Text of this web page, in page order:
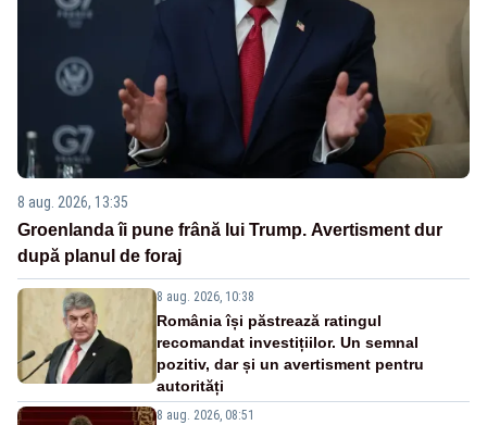
8 aug. 2026, 13:35
Groenlanda îi pune frână lui Trump. Avertisment dur
după planul de foraj
8 aug. 2026, 10:38
România își păstrează ratingul
recomandat investițiilor. Un semnal
pozitiv, dar și un avertisment pentru
autorități
8 aug. 2026, 08:51